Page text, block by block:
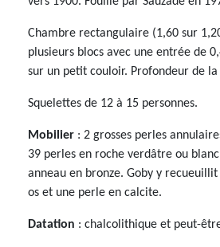
Chambre rectangulaire (1,60 sur
plusieurs blocs avec une entrée de
sur un petit couloir. Profondeur de
Squelettes de 12 à 15 personnes.
Mobilier : 2 grosses perles
39 perles en roche verdâtre ou
anneau en bronze. Goby y
os et une perle en calcite.
Datation : chalcolithique et peut-